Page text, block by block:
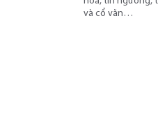
và cổ văn…